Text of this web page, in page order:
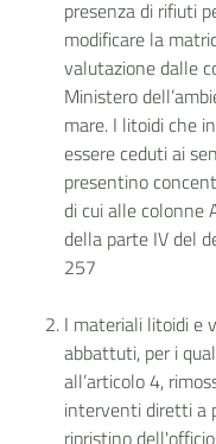
presenza di rifiuti
modificare la
valutazione dalle
Ministero
mare. I litoidi che
essere ceduti ai
presentino
di cui alle colonne
della parte IV del
257
I materiali litoidi e
abbattuti, per i
all’articolo 4,
interventi diretti a
ripristino